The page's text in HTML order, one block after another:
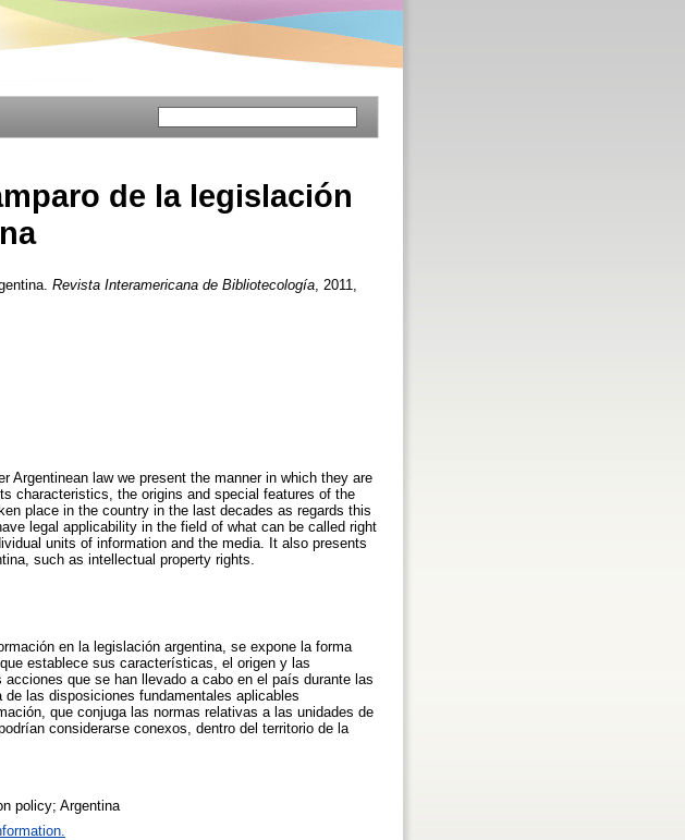
de la legislación
Revista Interamericana de Bibliotecología , 2011,
Argentinean law we present the manner in which they are
characteristics, the origins and special features of the
place in the country in the last decades as regards this
legal applicability in the field of what can be called right
units of information and the media. It also presents
such as intellectual property rights.
en la legislación argentina, se expone la forma
establece sus características, el origen y las
que se han llevado a cabo en el país durante las
las disposiciones fundamentales aplicables
que conjuga las normas relativas a las unidades de
considerarse conexos, dentro del territorio de la
policy; Argentina